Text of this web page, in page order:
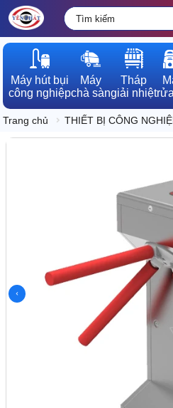
Máy hút bụi
công nghiệp
Máy
chà sàn
Tháp
giải nhiệt
Trang chủ THIẾT BỊ CÔNG